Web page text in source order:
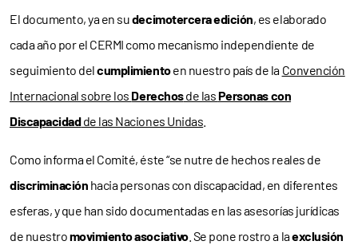
El documento, ya en sudecimotercera edición, es elaborado
cada año por el CERMI como mecanismo independiente de
seguimiento delcumplimientoen nuestro país de la Convención
Internacional sobre los Derechosde lasPersonas con
Discapacidadde las Naciones Unidas
Como informa el Comité, éste “se nutre de hechos reales de
discriminación hacia personas con discapacidad, en diferentes
esferas, y que han sido documentadas en las asesorías jurídicas
de nuestromovimiento asociativo. Se pone rostro a laexclusión